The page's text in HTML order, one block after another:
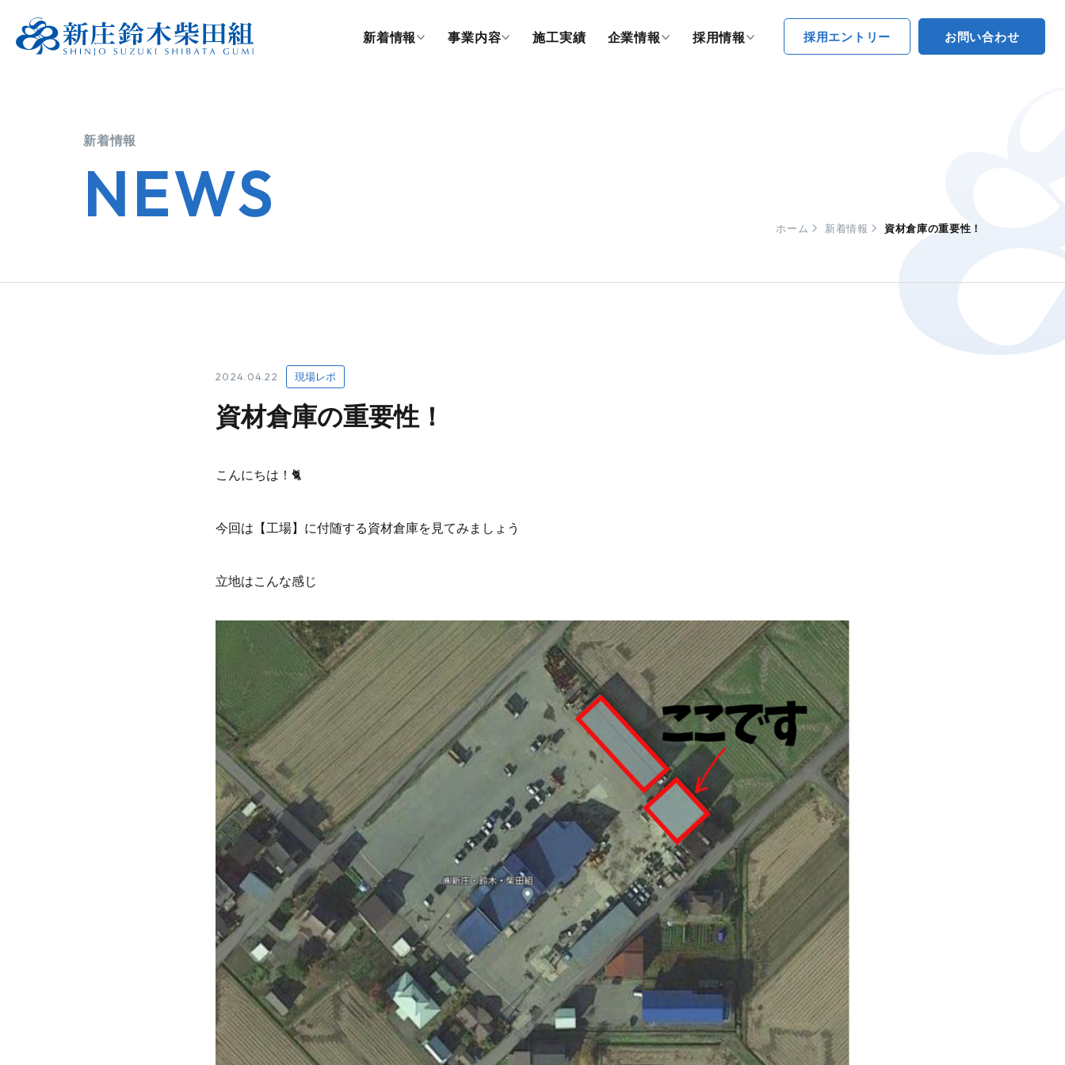
新着情報 事業内容 施工実績 企業情報 採用情報 採用エントリー お問い合わせ
新着情報
NEWS ホーム 新着情報 資材倉庫の重要性！
2024.04.22 現場レポ
資材倉庫の重要性！
こんにちは！🐈
今回は【工場】に付随する資材倉庫を見てみましょう
立地はこんな感じ